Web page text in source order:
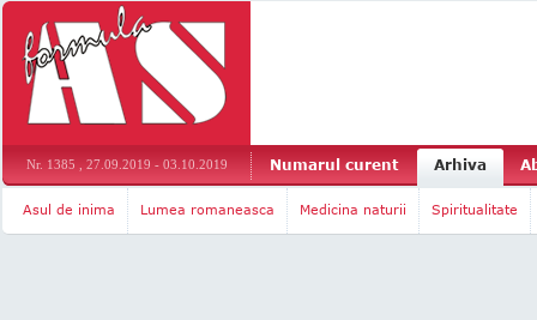
Nr. 1385 , 27.09.2019 - 03.10.2019 Numarul curent Arhiva
Asul de inima Lumea romaneasca Medicina naturii Spiritualitate